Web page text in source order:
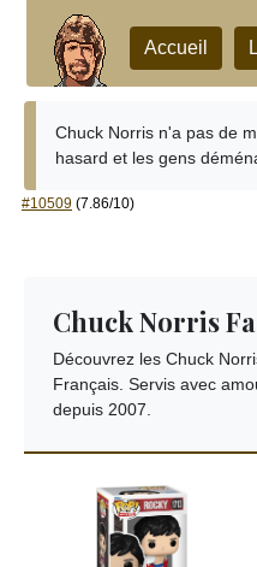
Accueil
Chuck Norris n'a pas de
hasard et les gens
#10509 (7.86/10)
Chuck Norris
Découvrez les Chuck
Français. Servis avec
depuis 2007.